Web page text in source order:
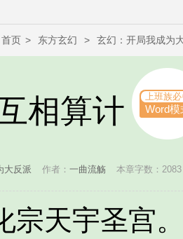
首页 > 东方玄幻 > 玄幻：开局我成为
相算计 上班族必
Word模
大反派 作者： 一曲流觞 本章字数：2083
天宇圣宫